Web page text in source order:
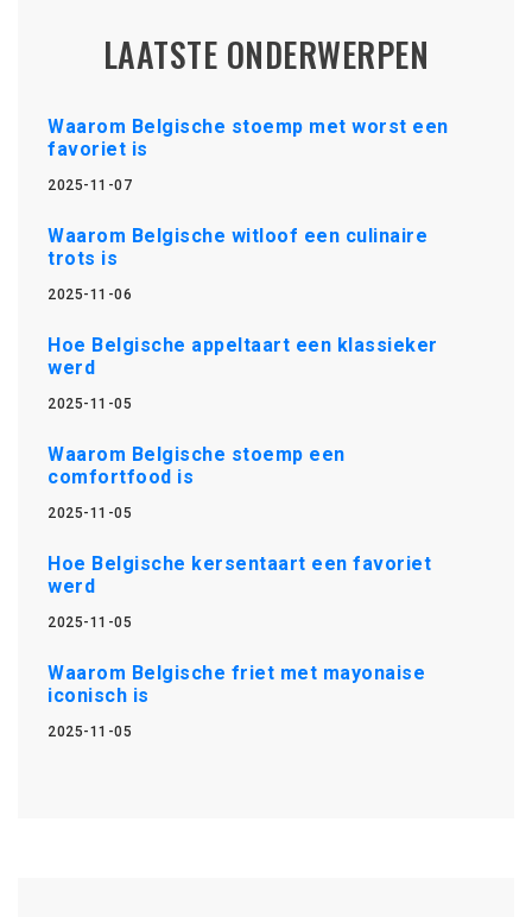
LAATSTE ONDERWERPEN
Waarom Belgische stoemp met worst een
favoriet is
2025-11-07
Waarom Belgische witloof een culinaire
trots is
2025-11-06
Hoe Belgische appeltaart een klassieker
werd
2025-11-05
Waarom Belgische stoemp een
comfortfood is
2025-11-05
Hoe Belgische kersentaart een favoriet
werd
2025-11-05
Waarom Belgische friet met mayonaise
iconisch is
2025-11-05